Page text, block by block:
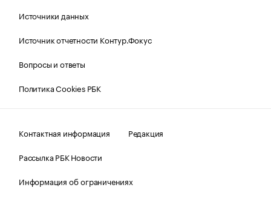
Источники данных
Источник отчетности Контур.Фокус
Вопросы и ответы
Политика Cookies РБК
Контактная информация
Редакция
Рассылка РБК Новости
Информация об ограничениях